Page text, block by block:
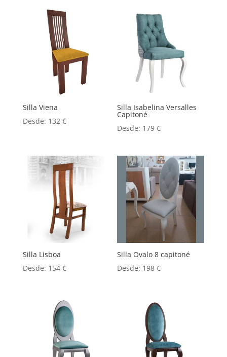
Silla Viena
Desde: 132 €
Silla Isabelina Versalles
Capitoné
Desde: 179€
Silla Lisboa
Desde: 154 €
Silla Ovalo 8 capitoné
Desde: 198€